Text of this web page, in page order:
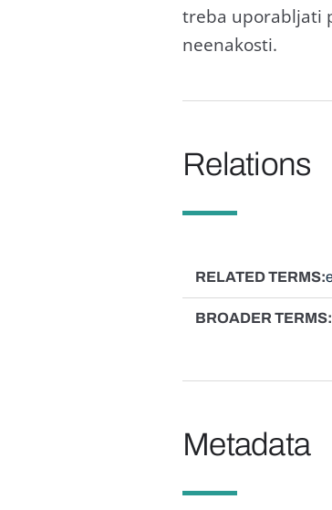
treba uporabljati
neenakosti.
Relations
RELATED TERMS
BROADER TERMS
Metadata